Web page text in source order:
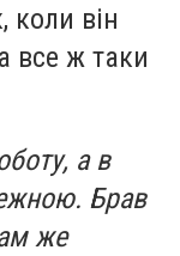
коли він
все ж таки
а в
Брав
же